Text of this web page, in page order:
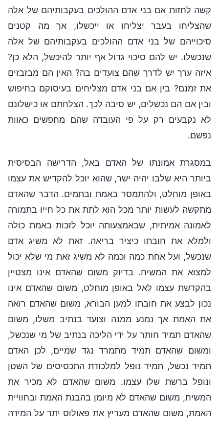
קשה לחזות אם בני אדם ההולכים בעקבותיהם של אלה
שהצליחו בעבר יצליחו או ייכשלו, אך מה קטנים
סיכוייהם של בני אדם ההולכים בעקבותיהם של אלה
שנכשלו. יש להם סיכוי גדול אף יותר להיכשל, הלא כן?
איזה ערך יש לדרך שהם צועדים בה? האין הם מבזבזים
את זמנם? בין אם בני אדם מצליחים בעיסוקם בחיפוש
ובין אם הם נכשלים, יש סיבה לכך. הצלחתם או כישלונם
לא נקבעים רק על פי העובדה שהם מחפשים כאוות
נפשם.
במסגרת אמונתו של האדם באל, הדרישה הבסיסית
ביותר היא שלבו יהיה ישר, שהוא יוכל להקדיש את עצמו
באופן מוחלט, ולהתמסר באמת ובתמים. הדבר שהאדם
מתקשה לעשות יותר מכל הוא לתת את כל חייו בתמורה
לאמונה אמיתית, שבאמצעותה יוכל לזכות באמת כולה
ולמלא את חובתו כיציר בריאה. זאת לא משיג אדם
שנכשל, ועל אחת כמה וכמה לא משיג זאת מי שלא יכול
למצוא את המשיח. בדיוק משום שהאדם אינו מצטיין
בהקדשת עצמו לאל באופן מוחלט, משום שהאדם אינו
נכון לבצע את חובתו למען הבורא, משום שהאדם רואה
את האמת אך נמנע ממנה וצועד בנתיב משלו, משום
שהאדם תמיד חותר על ידי הליכה בנתיב של מי שנכשל,
ומשום שהאדם תמיד מתמרד נגד שמיים, לכן האדם
תמיד נכשל, תמיד נופל למלכודת התכסיסים של השטן
ונופל ברשת שלו עצמו. משום שהאדם לא מכיר את
המשיח, משום שהאדם לא מיומן בהבנת האמת ובחוויית
האמת, משום שהאדם מעריץ את פאולוס יתר על המידה